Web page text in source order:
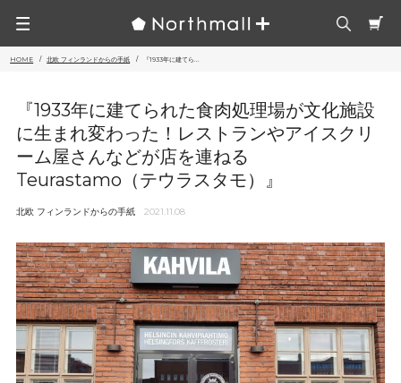
HOME 北欧 フィンランドからの手紙 『1933年に建てら...
『1933年に建てられた食肉処理場が文化施設
に生まれ変わった！レストランやアイスクリ
ーム屋さんなどが店を連ねる
Teurastamo（テウラスタモ）』
北欧 フィンランドからの手紙 2021.11.08